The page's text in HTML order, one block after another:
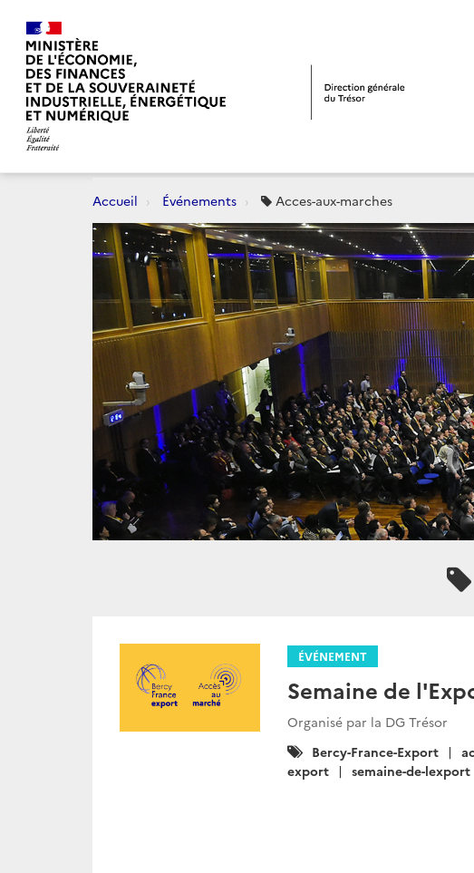
Accueil Événements Acces-aux-marches
ÉVÉNEMENT
Semaine de
Organisé par la DG Trésor
Catégories
:
Bercy-France-Export
export
semaine-de-lexport